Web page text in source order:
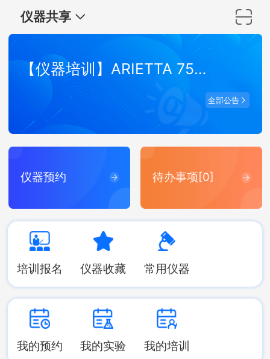
仪器共享
【仪器培训】ARIETTA 750 弹性波超声成像系统培训
全部公告
仪器预约 待办事项[0]
培训报名 仪器收藏 常用仪器
我的预约 我的实验 我的培训